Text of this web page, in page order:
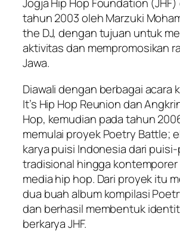
Jogja Hip Hop Foundation
tahun 2003 oleh Marzuki
the DJ, dengan tujuan untuk
aktivitas dan mempromosikan
Jawa.
Diawali dengan berbagai acara
It’s Hip Hop Reunion dan
Hop, kemudian pada tahun
memulai proyek Poetry Battle;
karya puisi Indonesia dari
tradisional hingga
media hip hop. Dari proyek itu
dua buah album kompilasi
dan berhasil membentuk
berkarya JHF.